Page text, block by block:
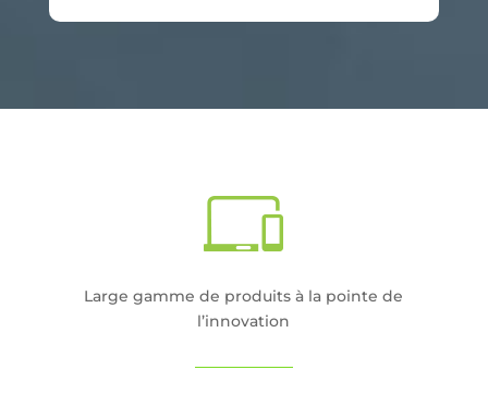
Large gamme de produits à la pointe de
l’innovation